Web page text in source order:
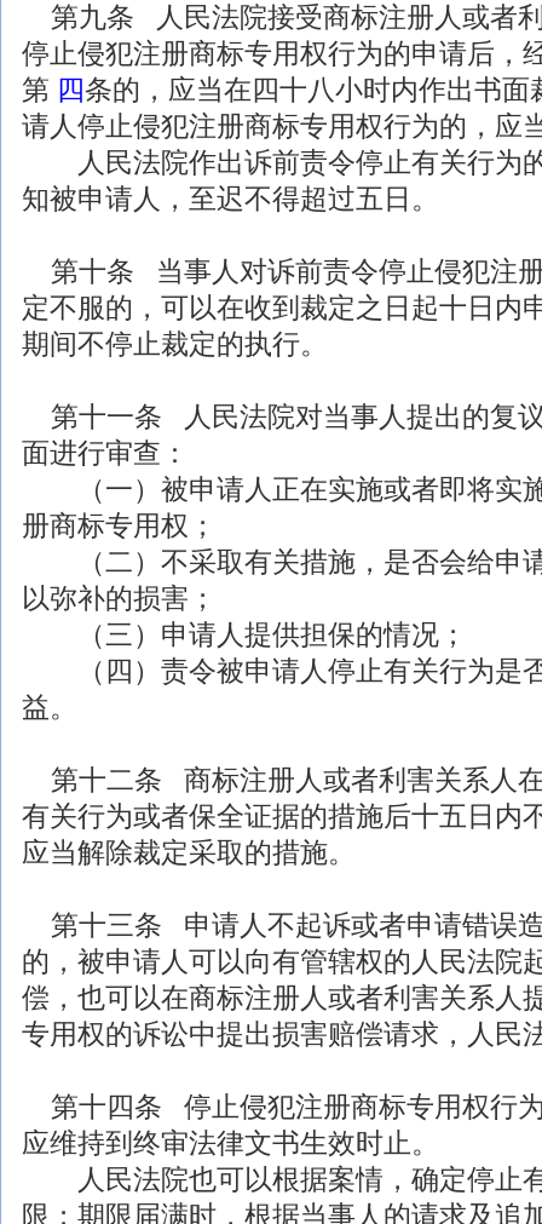
第九条 人民法院接受商标注册人或者
停止侵犯注册商标专用权行为的申请后，
第 四条的，应当在四十八小时内作出书面
请人停止侵犯注册商标专用权行为的，应
人民法院作出诉前责令停止有关行为
知被申请人，至迟不得超过五日。
第十条 当事人对诉前责令停止侵犯注
定不服的，可以在收到裁定之日起十日内
期间不停止裁定的执行。
第十一条 人民法院对当事人提出的复
面进行审查：
（一）被申请人正在实施或者即将实
册商标专用权；
（二）不采取有关措施，是否会给申
以弥补的损害；
（三）申请人提供担保的情况；
（四）责令被申请人停止有关行为是
益。
第十二条 商标注册人或者利害关系人
有关行为或者保全证据的措施后十五日内
应当解除裁定采取的措施。
第十三条 申请人不起诉或者申请错误
的，被申请人可以向有管辖权的人民法院
偿，也可以在商标注册人或者利害关系人
专用权的诉讼中提出损害赔偿请求，人民
第十四条 停止侵犯注册商标专用权行
应维持到终审法律文书生效时止。
人民法院也可以根据案情，确定停止
限；期限届满时，根据当事人的请求及追